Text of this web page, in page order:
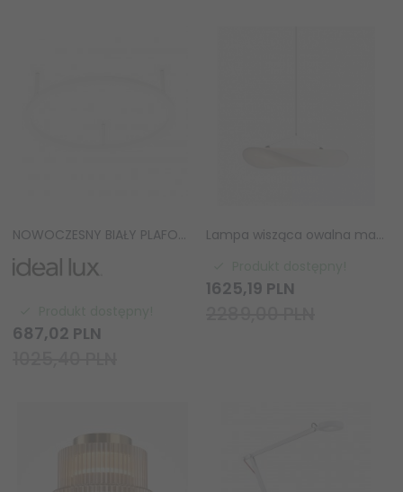
NOWOCZESNY BIAŁY PLAFON RING LED IDEAL LUX ORACLE SLIM PL D50 265971
687,02 PLN
Lampa wisząca owalna materiałowa biała 90cm minimalistyczna klasyczna uniwersalna TENSE 21210 New Works
1625,19 PLN